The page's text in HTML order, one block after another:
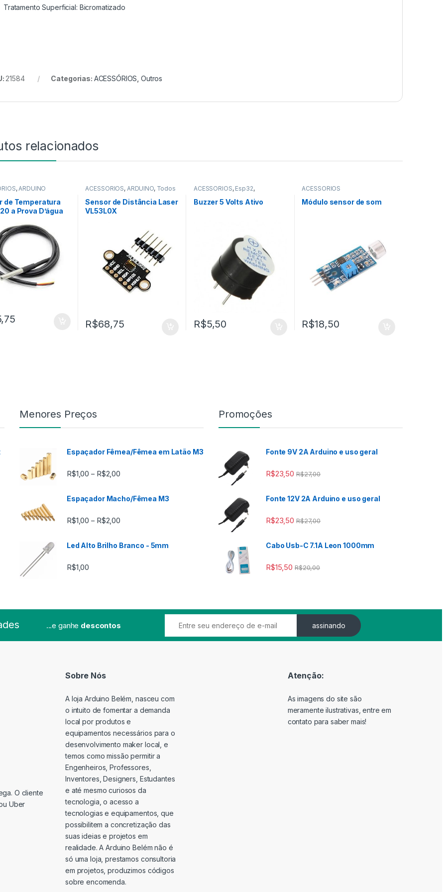
Tratamento Superficial: Bicromatizado
21584 Categorias: ACESSÓRIOS ,Outros
relacionados
, ARDUINO
de Temperatura
a Prova D’água
ACESSÓRIOS, ARDUINO, Todos
Sensor de Distância Laser
VL53L0X
R$68,75
ACESSÓRIOS, Esp32,
Buzzer 5 Volts Ativo
R$5,50
ACESSÓRIOS
Módulo sensor de som
R$18,50
Menores Preços
Espaçador Fêmea/Fêmea em Latão M3
R$1,00 – R$2,00 Faixa de preço: R$1,00 através R$2,00
Espaçador Macho/Fêmea M3
R$1,00 – R$2,00 Faixa de preço: R$1,00 através R$2,00
Led Alto Brilho Branco - 5mm
R$1,00
Promoções
Fonte 9V 2A Arduino e uso geral
R$23,50 R$27,00
Fonte 12V 2A Arduino e uso geral
R$23,50 R$27,00
Cabo Usb-C 7.1A Leon 1000mm
R$15,50 R$20,00
...e ganhe descontos assinando
O cliente
Uber
Sobre Nós
A loja Arduino Belém, nasceu com
o intuito de fomentar a demanda
local por produtos e
equipamentos necessários para o
desenvolvimento maker local, e
temos como missão permitir a
Engenheiros, Professores,
Inventores, Designers, Estudantes
e até mesmo curiosos da
tecnologia, o acesso a
tecnologias e equipamentos, que
possibilitem a concretização das
suas ideias e projetos em
realidade. A Arduino Belém não é
só uma loja, prestamos consultoria
em projetos, produzimos códigos
sobre encomenda.
Atenção:
As imagens do site são
meramente ilustrativas, entre em
contato para saber mais!